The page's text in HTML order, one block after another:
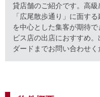
貸店舗のご紹介です。高
「広尾散歩通り」に面す
を中心とした集客が期待
ビス店の出店におすすめ
ダードまでお問い合わせく